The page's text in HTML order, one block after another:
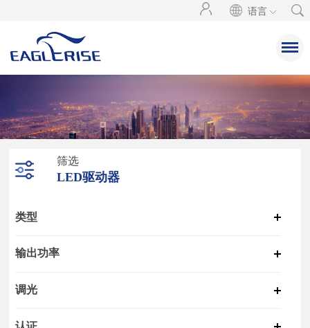
语言
筛选
LED驱动器
类型
输出功率
调光